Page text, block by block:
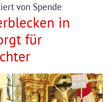
von Spende
in
für